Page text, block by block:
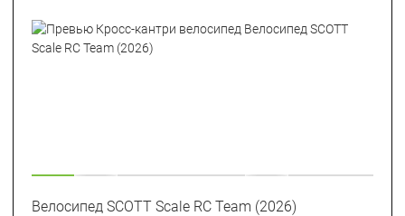
Велосипед SCOTT Scale RC Team (2026)